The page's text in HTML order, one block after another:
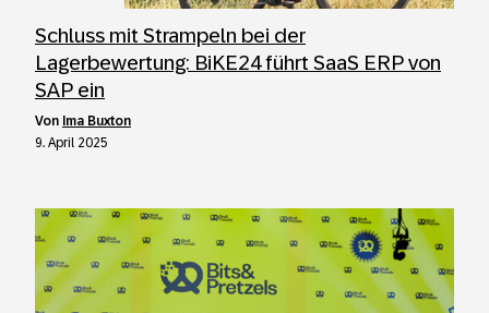
Schluss mit Strampeln bei der
Lagerbewertung: BiKE24 führt SaaS ERP von
SAP ein
von Ima Buxton
9. April 2025